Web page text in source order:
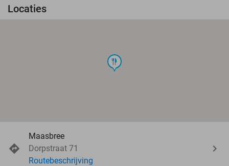
Locaties
food
Maasbree
Dorpstraat 71
Routebeschrijving